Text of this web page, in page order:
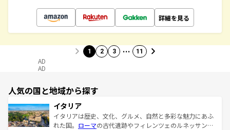
詳細を見る
1 2 3 … 11
AD
AD
人気の国と地域から探す
イタリア
イタリアは歴史、文化、グルメ、自然と多彩な魅力にあふ
れた国。 ローマの古代遺跡やフィレンツェのルネッサンス